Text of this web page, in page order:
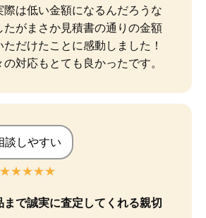
際は低い金額になるんだろうな
たがまさか見積書の通りの金額
だけたことに感動しました！
対応もとても良かったです。
談しやすい
★★★★★
まで誠実に査定してくれる親切